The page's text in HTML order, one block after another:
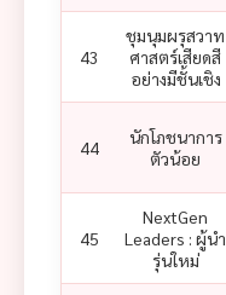
43
ชุมนุมผรุสวาท
ศาสตร์เสียดสี
อย่างมีชั้นเชิง
44
นักโภชนาการ
ตัวน้อย
45
NextGen
Leaders : ผู้นำ
รุ่นใหม่